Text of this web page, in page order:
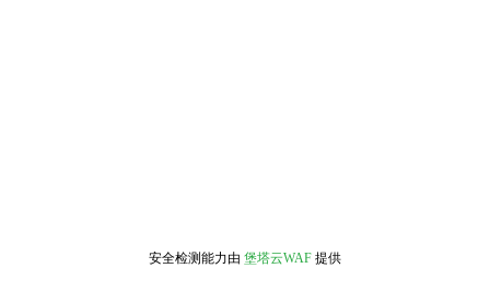
安全检测能力由 堡塔云WAF 提供